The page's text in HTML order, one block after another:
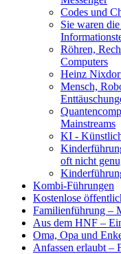
Codes und
Sie waren
Röhren,
Computers
Heinz
Mensch,
Mainstreams
KI -
oft nicht
Kombi-Führungen
Kostenlose
Familienführung –
Aus dem HNF –
Oma, Opa und
Anfassen erlaubt –